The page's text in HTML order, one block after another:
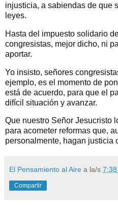
injusticia, a sabiendas de que
leyes.
Hasta del impuesto solidario
congresistas, mejor dicho, ni
aportar.
Yo insisto, señores
ejemplo, es el momento de
está de acuerdo, para que el
difícil situación y avanzar.
Que nuestro Señor Jesucristo
para acometer reformas que,
personalmente, hagan justicia
El Pensamiento al Aire a la/s 7:38
Compartir